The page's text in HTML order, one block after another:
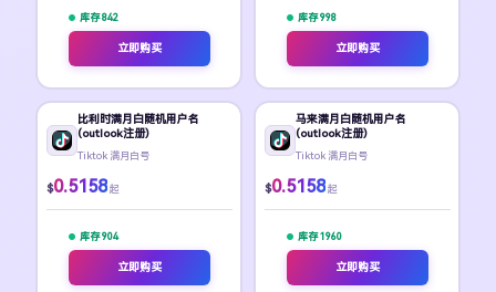
库存 842
立即购买
库存 998
立即购买
比利时满月白随机用户名
(outlook注册)
Tiktok 满月白号
$0.5158 起
库存 904
立即购买
马来满月白随机用户名
(outlook注册)
Tiktok 满月白号
$0.5158 起
库存 1960
立即购买